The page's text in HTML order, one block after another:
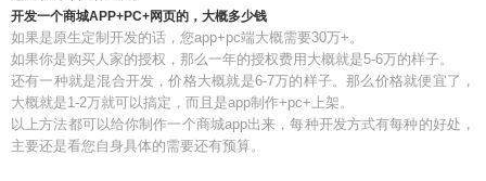
开发一个商城APP+PC+网页的，大概多少钱
如果是原生定制开发的话，您app+pc端大概需要30万+。
如果你是购买人家的授权，那么一年的授权费用大概就是5-6万的样子。
还有一种就是混合开发，价格大概就是6-7万的样子。那么价格就便宜了，
大概就是1-2万就可以搞定，而且是app制作+pc+上架。
以上方法都可以给你制作一个商城app出来，每种开发方式有每种的好处，
主要还是看您自身具体的需要还有预算。